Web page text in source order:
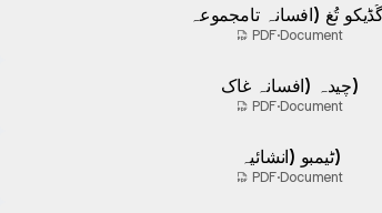
PDF·Document
چیدہ (افسانہ غاک)
PDF·Document
ٹیمبو (انشائیہ)
PDF·Document